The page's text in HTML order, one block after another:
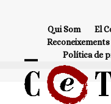
Qui Som El
Reconeixements
Política de
Open
mobile
Close
mobile